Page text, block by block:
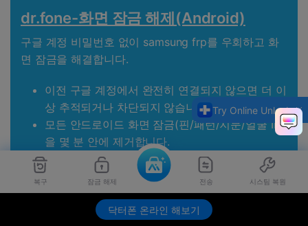
복구 잠금 해제 전송 시스팀 복원
닥터폰 온라인 해보기
dr.fone-화면 잠금 해제(Android)
구글 계정 비밀번호 없이 samsung frp를 우회하고 화
면 잠금을 해결합니다.
이전 구글 계정에서 완전히 연결되지 않으면 더 이
상 추적되거나 차단되지 않습니다.
모든 안드로이드 화면 잠금(핀/패턴/지문/얼굴 ID)
을 몇 분 안에 제거합니다.
다양한 안드로이드 모델과 호환됩니다.
성공률을 약속하기 위해 구체적인 제거 솔루션을
제공합니다.
Try Online Unlock